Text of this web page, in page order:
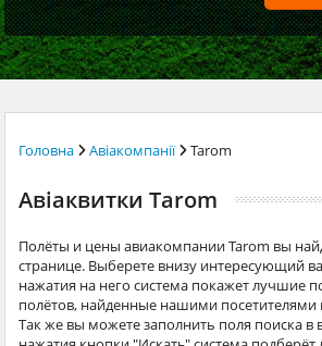
Головна Авіакомпанії Tarom
Авіаквитки Tarom
Полёты и цены авиакомпании Tarom вы
странице. Выберете внизу интересующий
нажатия на него система покажет лучшие
полётов, найденные нашими посетителями
Так же вы можете заполнить поля поиска в